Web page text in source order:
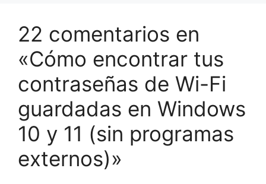
22 comentarios en
«Cómo encontrar tus
contraseñas de Wi-Fi
guardadas en Windows
10 y 11 (sin programas
externos)»